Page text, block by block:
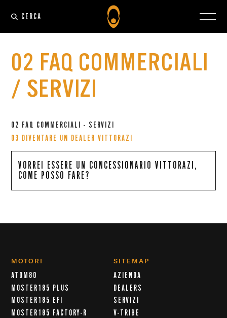
CERCA
02 FAQ COMMERCIALI
/ SERVIZI
02 FAQ COMMERCIALI - SERVIZI
03 DIVENTARE UN DEALER VITTORAZI
VORREI ESSERE UN CONCESSIONARIO VITTORAZI,
COME POSSO FARE?
MOTORI
ATOM80
MOSTER185 PLUS
MOSTER185 EFI
MOSTER185 FACTORY-R
SITEMAP
AZIENDA
DEALERS
SERVIZI
V-TRIBE